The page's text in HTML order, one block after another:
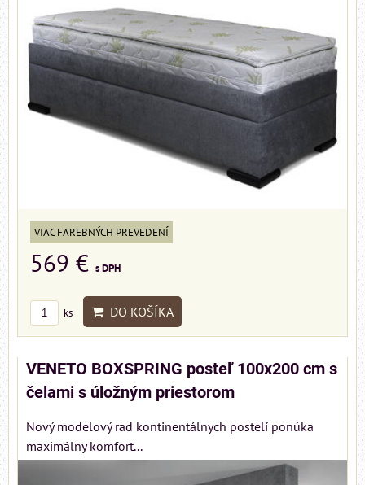
VIAC FAREBNÝCH PREVEDENÍ
569 € s DPH
ks DO KOŠÍKA
VENETO BOXSPRING posteľ 100x200 cm s
čelami s úložným priestorom
Nový modelový rad kontinentálnych postelí ponúka
maximálny komfort...